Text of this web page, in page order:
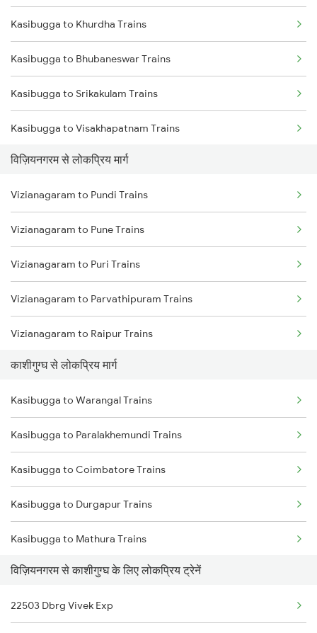
Vizianagaram to Balugaon Trains
Vizianagaram to Samarlakota Trains
Vizianagaram to Chatrapur Trains
Vizianagaram to Cuttack Trains
Vizianagaram to Rupsa Trains
Kasibugga to Khurdha Trains
Kasibugga to Bhubaneswar Trains
Kasibugga to Srikakulam Trains
Kasibugga to Visakhapatnam Trains
Kasibugga to Vijayawada Trains
Kasibugga to Rajahmundry Trains
Kasibugga to Balugaon Trains
Kasibugga to Samarlakota Trains
Kasibugga to Sompeta Trains
Kasibugga to Ichchapuram Trains
Kasibugga to Kolkata Trains
Kasibugga to Kharagpur Trains
विज़ियनगरम से लोकप्रिय मार्ग
Vizianagaram to Pundi Trains
Vizianagaram to Pune Trains
Vizianagaram to Puri Trains
Vizianagaram to Parvathipuram Trains
Vizianagaram to Raipur Trains
Vizianagaram to Raichur Trains
Vizianagaram to Rayagada Trains
Vizianagaram to Rajnandgaon Trains
Vizianagaram to Rajkot Trains
Vizianagaram to Rajahmundry Trains
Vizianagaram to Ramanathapuram Trains
Vizianagaram to Rameswaram Trains
Vizianagaram to Rangia Trains
काशीगुग्घ से लोकप्रिय मार्ग
Kasibugga to Warangal Trains
Kasibugga to Paralakhemundi Trains
Kasibugga to Coimbatore Trains
Kasibugga to Durgapur Trains
Kasibugga to Mathura Trains
Kasibugga to Sedam Trains
Kasibugga to Aluva Trains
विज़ियनगरम से काशीगुग्घ के लिए लोकप्रिय ट्रेनें
22503 Dbrg Vivek Exp